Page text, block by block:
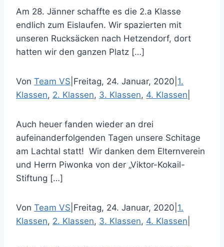
Am 28. Jänner schaffte es die 2.a Klasse
endlich zum Eislaufen. Wir spazierten mit
unseren Rucksäcken nach Hetzendorf, dort
hatten wir den ganzen Platz […]
Von Team VS Freitag, 24. Januar, 2020 1.
Klassen, 2. Klassen, 3. Klassen, 4. Klassen
Auch heuer fanden wieder an drei
aufeinanderfolgenden Tagen unsere Schitage
am Lachtal statt! Wir danken dem Elternverein
und Herrn Piwonka von der „Viktor-Kokail-
Stiftung […]
Von Team VS Freitag, 24. Januar, 2020 1.
Klassen, 2. Klassen, 3. Klassen, 4. Klassen